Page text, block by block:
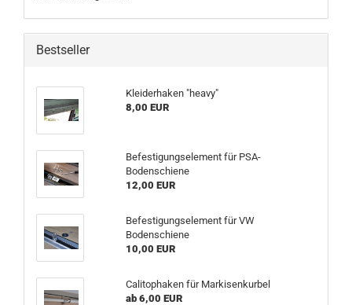
Bestseller
Kleiderhaken "heavy"
8,00 EUR
Befestigungselement für PSA-
Bodenschiene
12,00 EUR
Befestigungselement für VW
Bodenschiene
10,00 EUR
Calitophaken für Markisenkurbel
ab 6,00 EUR